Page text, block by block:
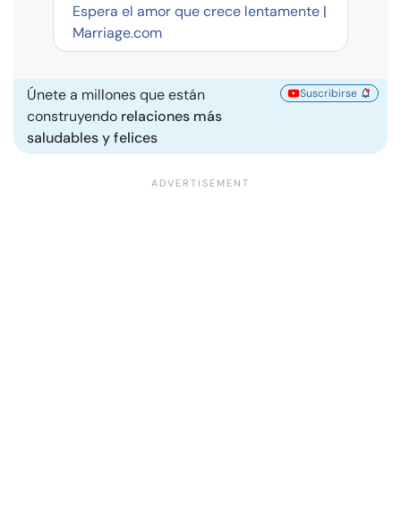
Espera el amor que crece lentamente |
Marriage.com
Únete a millones que están
construyendo relaciones más
saludables y felices
Suscribirse